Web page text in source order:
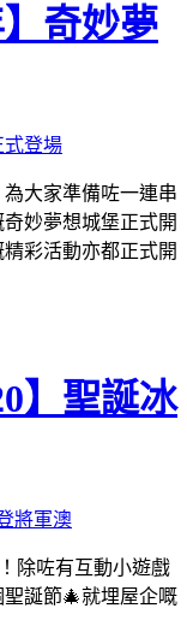
】奇妙夢
大家準備咗一連串
妙夢想城堡正式開
彩活動亦都正式開
】聖誕冰
除咗有互動小遊戲
誕節🎄就埋屋企嘅